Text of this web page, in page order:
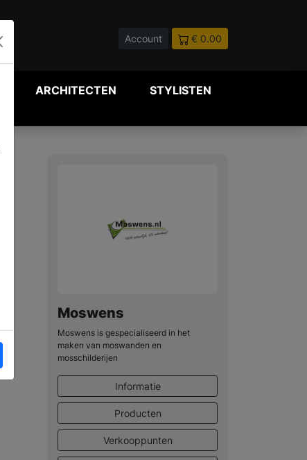
Account € 0.00
ARCHITECTEN STYLISTEN
Moswens
Moswens is gespecialiseerd in het
maken van moswanden en
mosschilderijen
Informatie
Producten
Verkooppunten